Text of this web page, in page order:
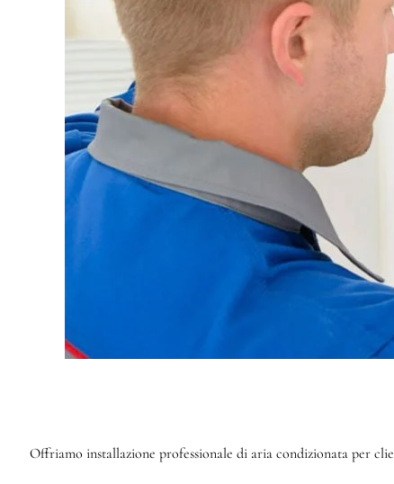
Offriamo installazione professionale di aria condizionata per